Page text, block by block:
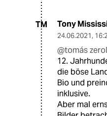
TM Tony
24.06.2021,
@tomás
12.
die böse
Bio und
inklusive.
Aber mal